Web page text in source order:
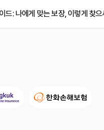
드: 나에게 맞는 보장, 이렇게 찾으